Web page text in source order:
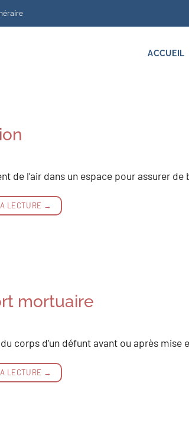
ACCUEIL
de l’air dans un espace pour assurer
LECTURE →
mortuaire
corps d’un défunt avant ou après mise
LECTURE →